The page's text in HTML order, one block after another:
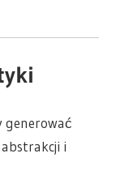
generować
i